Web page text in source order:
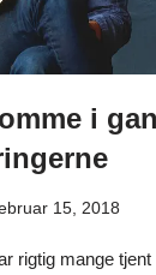
i
15, 2018
rigtig mange